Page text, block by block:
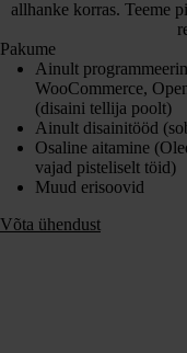
allhanke korras. Teeme
Pakume
Ainult
WooCommerce,
(disaini tellija poolt)
Ainult disainitööd
Osaline aitamine
vajad pisteliselt töid)
Muud erisoovid
Võta ühendust